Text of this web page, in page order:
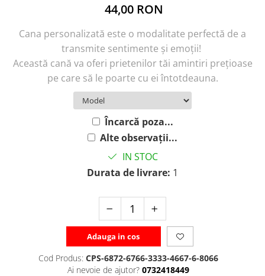
44,00 RON
Cana personalizată este o modalitate perfectă de a
transmite sentimente și emoții!
Această cană va oferi prietenilor tăi amintiri prețioase
pe care să le poarte cu ei întotdeauna.
Încarcă poza...
Alte observații...
IN STOC
Durata de livrare: 1
Adauga in cos
Cod Produs: CPS-6872-6766-3333-4667-6-8066
Ai nevoie de ajutor? 0732418449